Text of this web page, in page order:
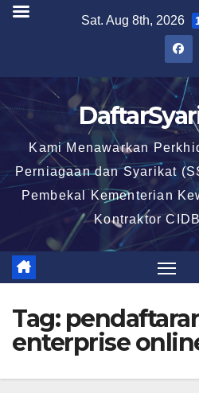
Skip
Sat. Aug 8th, 2026
Kami Menawarkan
Perniagaan dan Syarikat
Pembekal Kementerian
Kontraktor
Tag:
enterprise